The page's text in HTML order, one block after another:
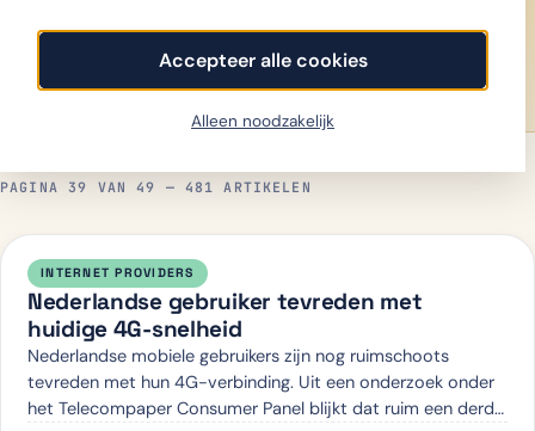
Accepteer alle cookies
Alleen noodzakelijk
energie in Nederland. Onafhankelijke redactie — geen
advertoriële content.
PAGINA 39 VAN 49 — 481 ARTIKELEN
INTERNET PROVIDERS
Nederlandse gebruiker tevreden met
huidige 4G-snelheid
Nederlandse mobiele gebruikers zijn nog ruimschoots
tevreden met hun 4G-verbinding. Uit een onderzoek onder
het Telecompaper Consumer Panel blijkt dat ruim een derde